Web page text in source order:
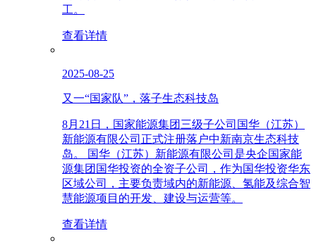
工。
查看详情
2025-08-25
又一“国家队”，落子生态科技岛
8月21日，国家能源集团三级子公司国华（江苏）
新能源有限公司正式注册落户中新南京生态科技
岛。 国华（江苏）新能源有限公司是央企国家能
源集团国华投资的全资子公司，作为国华投资华东
区域公司，主要负责域内的新能源、氢能及综合智
慧能源项目的开发、建设与运营等。
查看详情